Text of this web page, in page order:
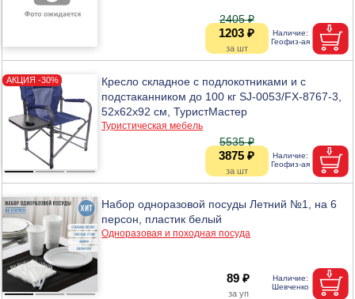
1203 ₽
2405 ₽
Кресло складное с подлокотниками и с
подстаканником до 100 кг SJ-0053/FX-8767-3,
52х62х92 см, ТуристМастер
Туристическая мебель
3875 ₽
5535 ₽
Набор одноразовой посуды Летний №1, на 6
персон, пластик белый
Одноразовая и походная посуда
89 ₽